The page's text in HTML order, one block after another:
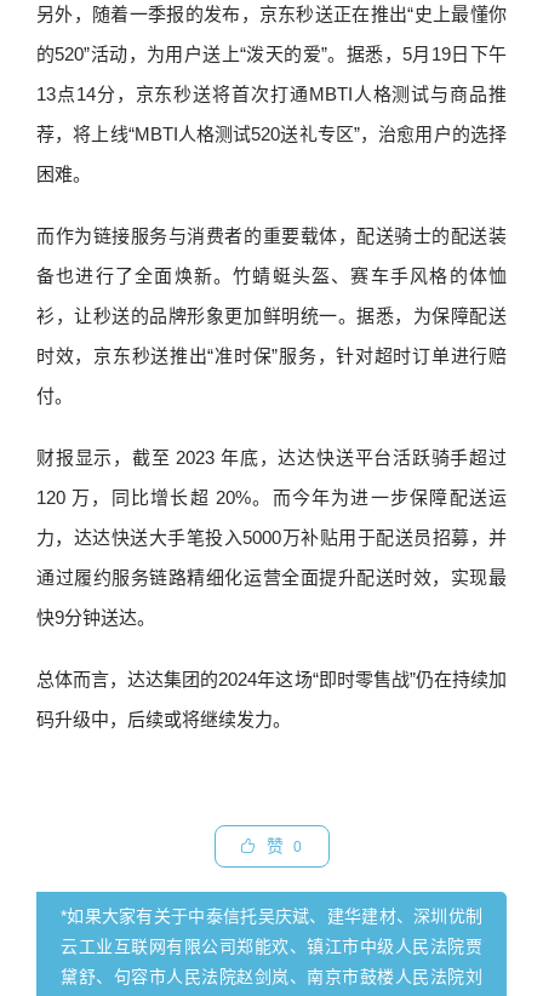
另外，随着一季报的发布，京东秒送正在推出“史上最懂你
的520”活动，为用户送上“泼天的爱”。据悉，5月19日下午
13点14分，京东秒送将首次打通MBTI人格测试与商品推
荐，将上线“MBTI人格测试520送礼专区”，治愈用户的选择
困难。
而作为链接服务与消费者的重要载体，配送骑士的配送装
备也进行了全面焕新。竹蜻蜓头盔、赛车手风格的体恤
衫，让秒送的品牌形象更加鲜明统一。据悉，为保障配送
时效，京东秒送推出“准时保”服务，针对超时订单进行赔
付。
财报显示，截至 2023 年底，达达快送平台活跃骑手超过
120 万，同比增长超 20%。而今年为进一步保障配送运
力，达达快送大手笔投入5000万补贴用于配送员招募，并
通过履约服务链路精细化运营全面提升配送时效，实现最
快9分钟送达。
总体而言，达达集团的2024年这场“即时零售战”仍在持续加
码升级中，后续或将继续发力。
赞 0
*如果大家有关于中泰信托吴庆斌、建华建材、深圳优制
云工业互联网有限公司郑能欢、镇江市中级人民法院贾
黛舒、句容市人民法院赵剑岚、南京市鼓楼人民法院刘